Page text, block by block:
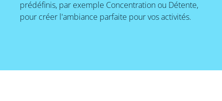
prédéfinis, par exemple Concentration ou Détente,
pour créer l'ambiance parfaite pour vos activités.